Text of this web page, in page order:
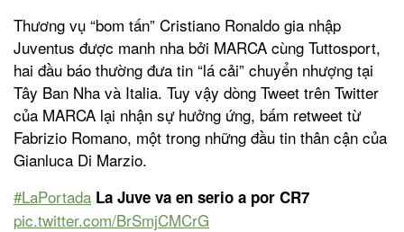
Thương vụ “bom tấn” Cristiano Ronaldo gia nhập
Juventus được manh nha bởi MARCA cùng Tuttosport,
hai đầu báo thường đưa tin “lá cải” chuyển nhượng tại
Tây Ban Nha và Italia. Tuy vậy dòng Tweet trên Twitter
của MARCA lại nhận sự hưởng ứng, bấm retweet từ
Fabrizio Romano, một trong những đầu tin thân cận của
Gianluca Di Marzio.
#LaPortada La Juve va en serio a por CR7
pic.twitter.com/BrSmjCMCrG